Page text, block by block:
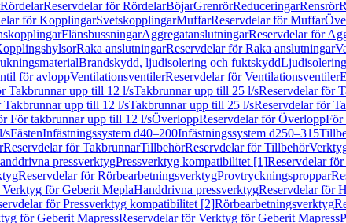
RördelarReservdelar för RördelarBöjarGrenrörReduceringarRensrör
för KopplingarSvetskopplingarMuffarReservdelar för Muffar
FlänsbussningarAggregatanslutningarReservdelar för
Raka anslutningarReservdelar för Raka anslutningar
Brandskydd, ljudisolering och fuktskyddLjudisolering
för avloppVentilationsventilerReservdelar för Ventilationsventiler
Takbrunnar upp till 12 l/sTakbrunnar upp till 25 l/sReservdelar för
Takbrunnar upp till 12 l/sTakbrunnar upp till 25 l/sReservdelar för
För takbrunnar upp till 12 l/sÖverloppReservdelar för ÖverloppFör
sFästenInfästningssystem d40–200Infästningssystem d250–315
Reservdelar för TakbrunnarTillbehörReservdelar för Tillbehör
pressverktygPressverktyg kompatibilitet [1]Reservdelar
Reservdelar för RörbearbetningsverktygProvtryckningsproppar
för Geberit MeplaHanddrivna pressverktygReservdelar för
för Pressverktyg kompatibilitet [2]Rörbearbetningsverktyg
för Geberit MapressReservdelar för Verktyg för Geberit Mapress